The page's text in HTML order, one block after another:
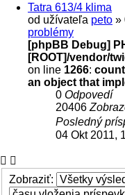
Tatra 613/4 klima
od užívateľa peto »
problémy
[phpBB Debug]
[ROOT]/vendor/
on line 1266:
an object that
0 Odpovedí
20406
Posledný
04 Okt 2011,
Zobraziť: